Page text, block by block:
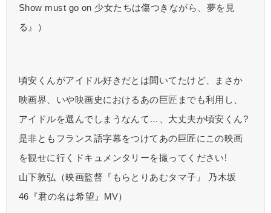
Show must go on 少女たちは傷つきながら、夢を見
る』）
頃安くんがアイドル好きだとは聞いてたけど、まさか
映画界、いや映画史におけるあの巨匠までも利用し、
アイドルを選んでしまうなんて…、大丈夫か頃安くん?
是非ともフランス語字幕をつけてあの巨匠にこの映画
を観せに行くドキュメンタリーを撮ってください!
山下敦弘（映画監督『もらとりあむタマ子』 乃木坂
46『君の名は希望』MV）